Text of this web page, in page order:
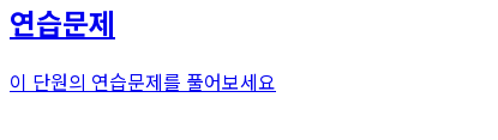
연습문제
이 단원의 연습문제를 풀어보세요